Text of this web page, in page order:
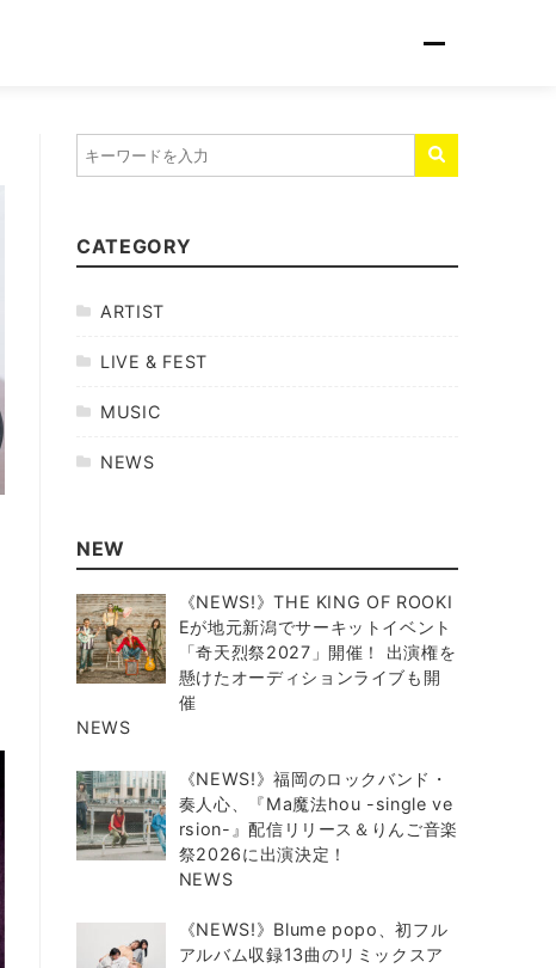
CATEGORY
ARTIST
LIVE & FEST
MUSIC
NEWS
NEW
《NEWS!》THE KING OF ROOKI
Eが地元新潟でサーキットイベント
「奇天烈祭2027」開催！ 出演権を
懸けたオーディションライブも開
催
NEWS
《NEWS!》福岡のロックバンド・
奏人心、『Ma魔法hou -single ve
rsion-』配信リリース＆りんご音楽
祭2026に出演決定！
NEWS
《NEWS!》Blume popo、初フル
アルバム収録13曲のリミックスア